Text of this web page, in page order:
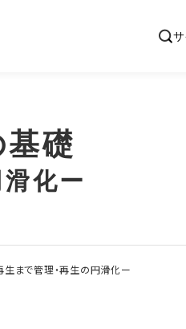
礎
化ー
生まで管理・再生の円滑化ー